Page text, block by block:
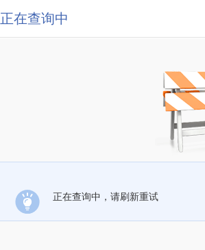
正在查询中
正在查询中，请刷新重试